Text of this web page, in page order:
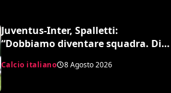
Juventus-Inter, Spalletti:
“Dobbiamo diventare squadra. Di
Gregorio? Cose che possono
capitare”
Calcio italiano 8 Agosto 2026